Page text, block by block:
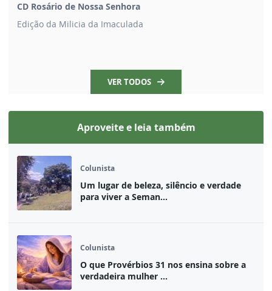
CD Rosário de Nossa Senhora
Edição da Milicia da Imaculada
VER TODOS
Aproveite e leia também
Colunista
Um lugar de beleza, silêncio e verdade
para viver a Seman...
Colunista
O que Provérbios 31 nos ensina sobre a
verdadeira mulher ...